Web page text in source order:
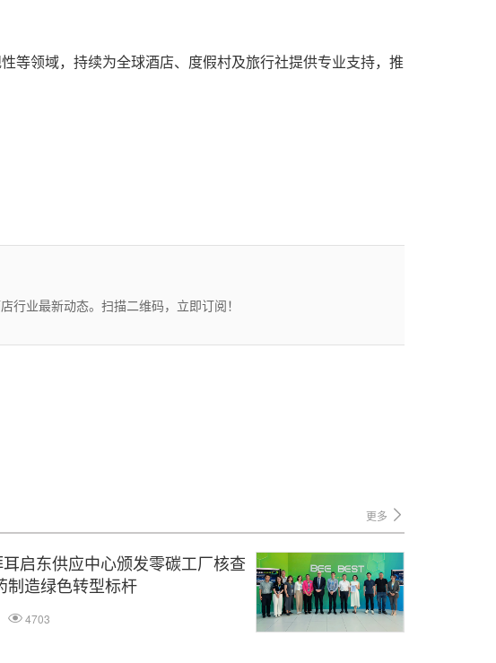
等领域，持续为全球酒店、度假村及旅行社提供专业支持，推
行业最新动态。扫描二维码，立即订阅！
更多
启东供应中心颁发零碳工厂核查
制造绿色转型标杆
4703